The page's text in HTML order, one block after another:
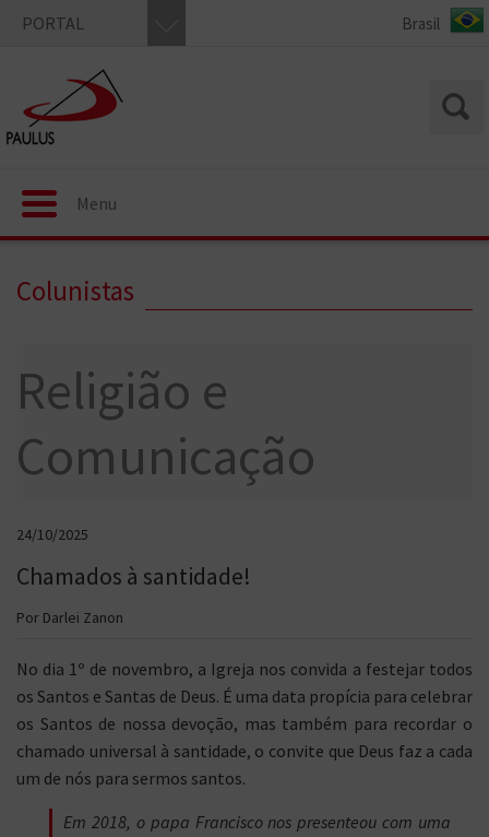
PORTAL
Menu
Colunistas
Religião e
Comunicação
24/10/2025
Chamados à santidade!
Por Darlei Zanon
No dia 1º de novembro, a Igreja nos convida a festejar todos
os Santos e Santas de Deus. É uma data propícia para celebrar
os Santos de nossa devoção, mas também para recordar o
chamado universal à santidade, o convite que Deus faz a cada
um de nós para sermos santos.
Em 2018, o papa Francisco nos presenteou com uma